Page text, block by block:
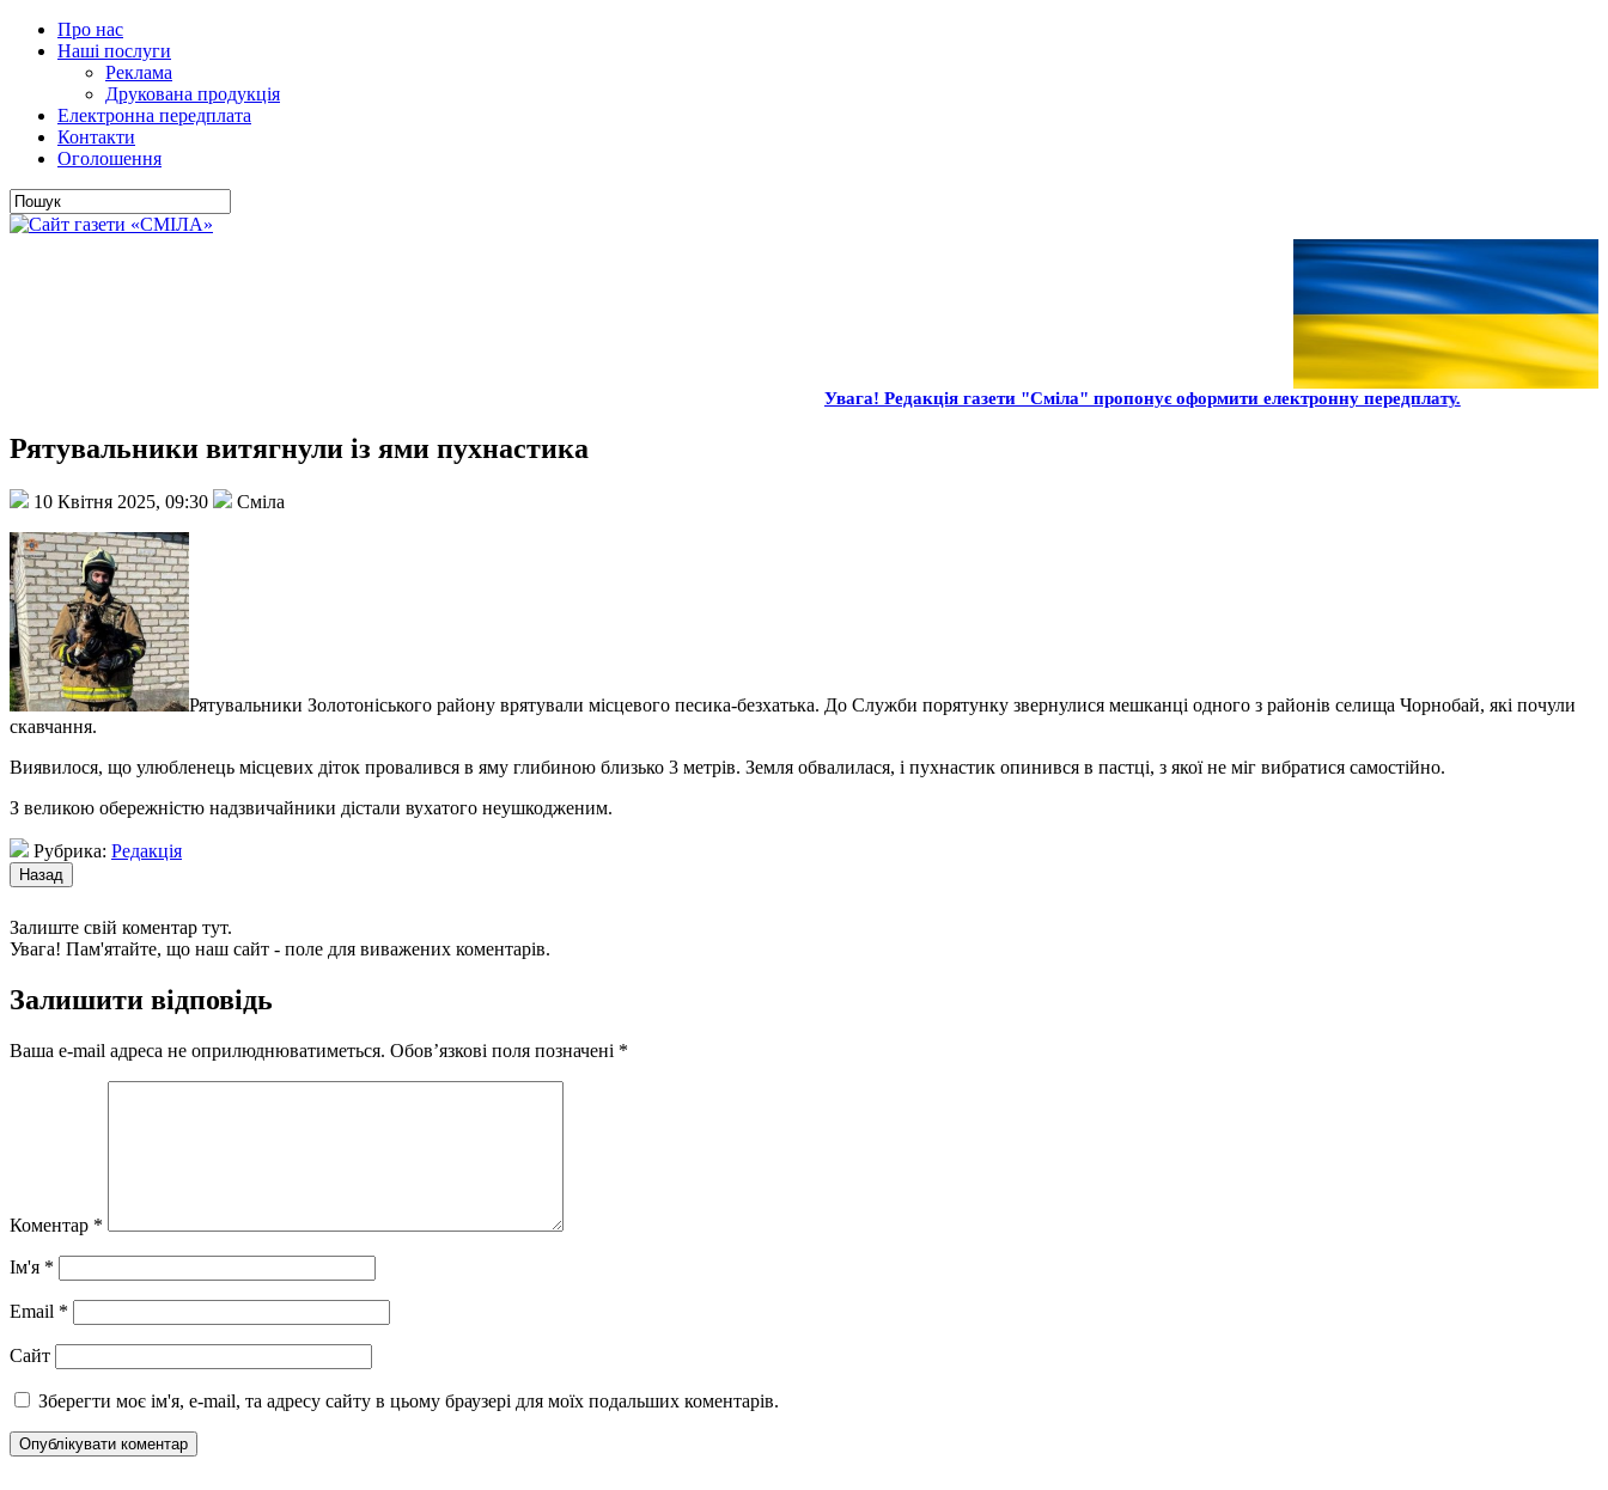
Про нас
Наші послуги
Реклама
Друкована продукція
Електронна передплата
Контакти
Оголошення
Увага! Редакція газети "Сміла" пропонує оформити електронну передплату.
Рятувальники витягнули із ями пухнастика
10 Квітня 2025, 09:30 Сміла
Рятувальники Золотоніського району врятували місцевого песика-безхатька. До Служби порятунку звернулися мешканці одного з районів селища Чорнобай, які почули
скавчання.
Виявилося, що улюбленець місцевих діток провалився в яму глибиною близько 3 метрів. Земля обвалилася, і пухнастик опинився в пастці, з якої не міг вибратися самостійно.
З великою обережністю надзвичайники дістали вухатого неушкодженим.
Рубрика: Редакція
Залиште свій коментар тут.
Увага! Пам'ятайте, що наш сайт - поле для виважених коментарів.
Залишити відповідь
Ваша e-mail адреса не оприлюднюватиметься. Обов’язкові поля позначені *
Коментар *
Ім'я *
Email *
Сайт
Зберегти моє ім'я, e-mail, та адресу сайту в цьому браузері для моїх подальших коментарів.